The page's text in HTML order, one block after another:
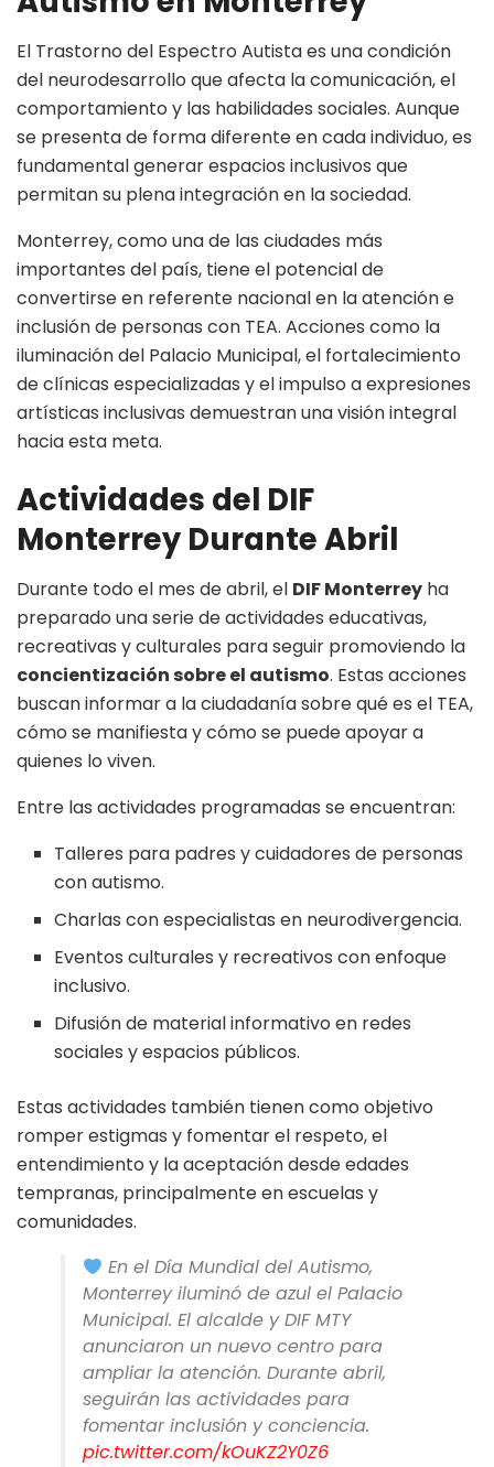
El Trastorno del Espectro Autista es una condición
del neurodesarrollo que afecta la comunicación, el
comportamiento y las habilidades sociales. Aunque
se presenta de forma diferente en cada individuo, es
fundamental generar espacios inclusivos que
permitan su plena integración en la sociedad.
Monterrey, como una de las ciudades más
importantes del país, tiene el potencial de
convertirse en referente nacional en la atención e
inclusión de personas con TEA. Acciones como la
iluminación del Palacio Municipal, el fortalecimiento
de clínicas especializadas y el impulso a expresiones
artísticas inclusivas demuestran una visión integral
hacia esta meta.
Actividades del DIF
Monterrey Durante Abril
Durante todo el mes de abril, el DIF Monterrey ha
preparado una serie de actividades educativas,
recreativas y culturales para seguir promoviendo la
concientización sobre el autismo. Estas acciones
buscan informar a la ciudadanía sobre qué es el TEA,
cómo se manifiesta y cómo se puede apoyar a
quienes lo viven.
Entre las actividades programadas se encuentran:
Talleres para padres y cuidadores de personas
con autismo.
Charlas con especialistas en neurodivergencia.
Eventos culturales y recreativos con enfoque
inclusivo.
Difusión de material informativo en redes
sociales y espacios públicos.
Estas actividades también tienen como objetivo
romper estigmas y fomentar el respeto, el
entendimiento y la aceptación desde edades
tempranas, principalmente en escuelas y
comunidades.
En el Día Mundial del Autismo,
Monterrey iluminó de azul el Palacio
Municipal. El alcalde y DIF MTY
anunciaron un nuevo centro para
ampliar la atención. Durante abril,
seguirán las actividades para
fomentar inclusión y conciencia.
pic.twitter.com/kOuKZ2Y0Z6